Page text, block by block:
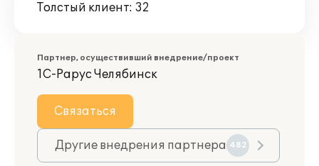
Толстый клиент: 32
Партнер, осуществивший внедрение/проект
1С-Рарус Челябинск
Связаться
Другие внедрения партнера 482